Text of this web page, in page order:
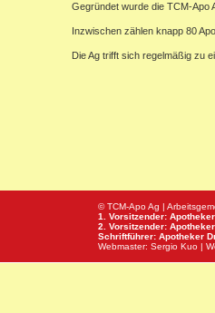
Gegründet wurde die TCM-Apo
Inzwischen zählen knapp 80
Die Ag trifft sich regelmäßig zu
© TCM-Apo Ag |
1. Vorsitzender:
2. Vorsitzender:
Schriftführer: Apotheker
Webmaster: Sergio Kuo |